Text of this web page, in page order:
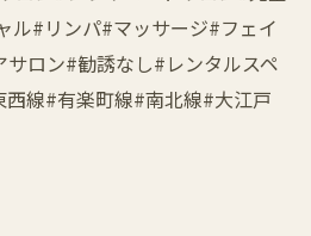
ル#リンパ#マッサージ#フェイ
ロン#勧誘なし#レンタルスペ
線#有楽町線#南北線#大江戸